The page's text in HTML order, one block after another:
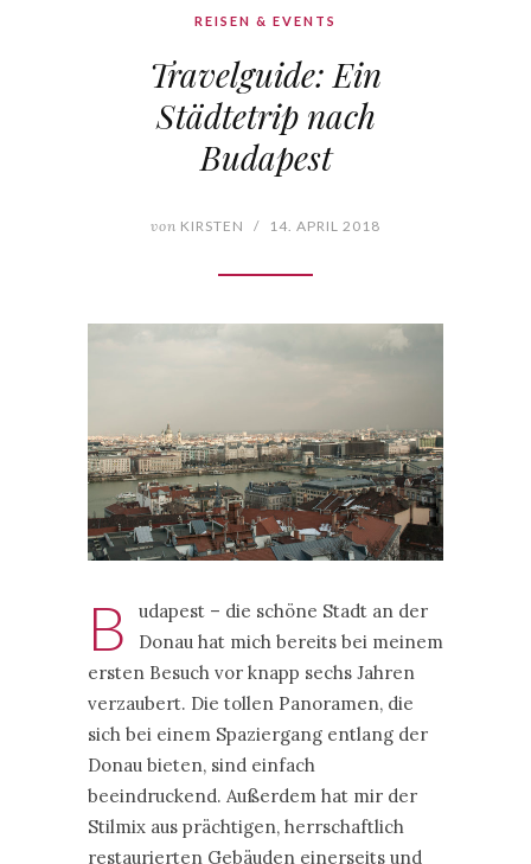
REISEN & EVENTS
Travelguide: Ein
Städtetrip nach
Budapest
von KIRSTEN / 14. APRIL 2018
B
udapest – die schöne Stadt an der
Donau hat mich bereits bei meinem
ersten Besuch vor knapp sechs Jahren
verzaubert. Die tollen Panoramen, die
sich bei einem Spaziergang entlang der
Donau bieten, sind einfach
beeindruckend. Außerdem hat mir der
Stilmix aus prächtigen, herrschaftlich
restaurierten Gebäuden einerseits und